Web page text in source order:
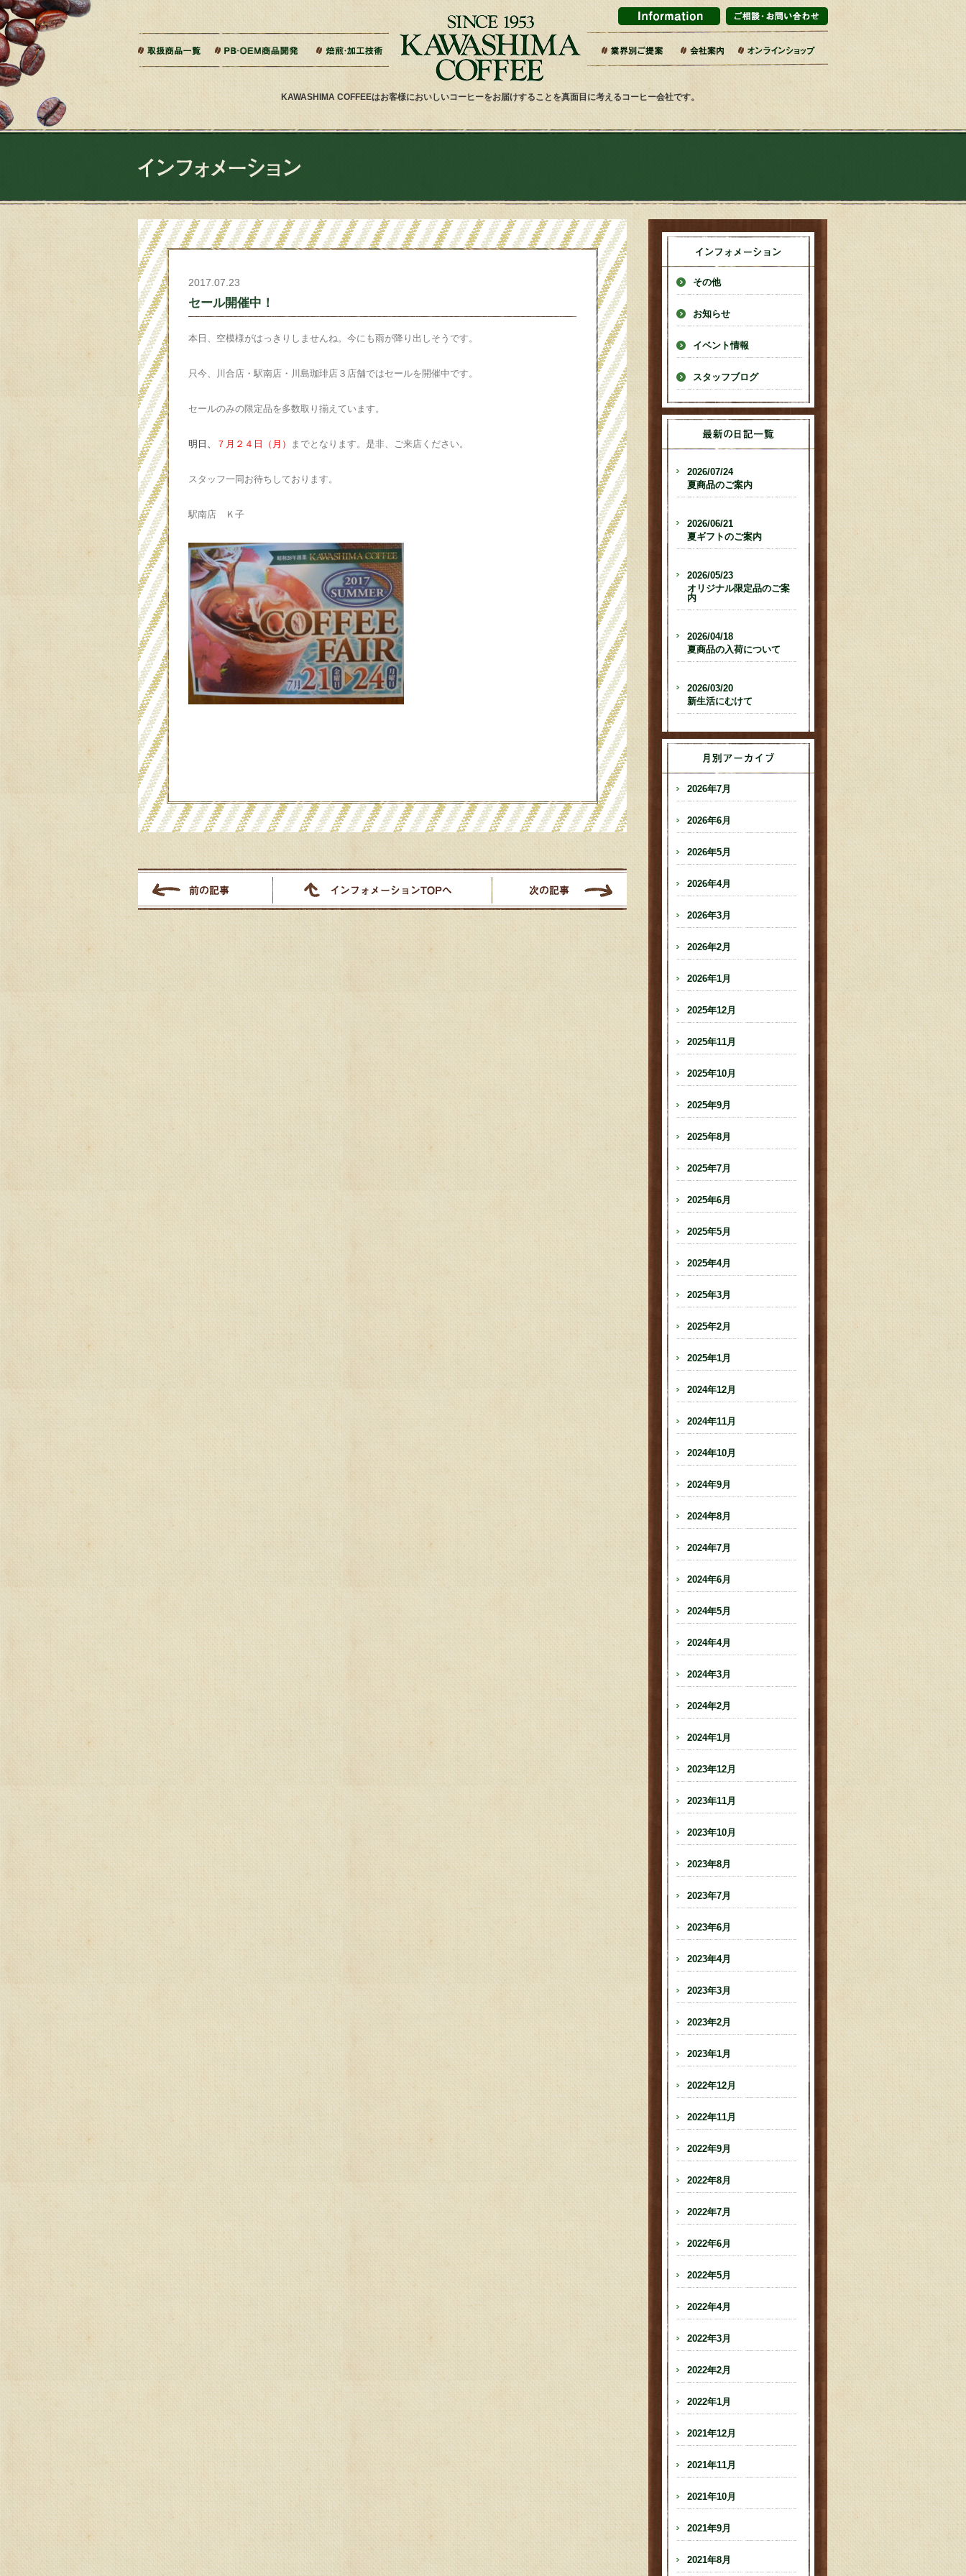
KAWASHIMA COFFEEはお客様においしいコーヒーをお届けすることを真面目に考えるコーヒー会社です。
ご相談から製造までの流れ
よくある質問
2017.07.23
セール開催中！
本日、空模様がはっきりしませんね。今にも雨が降り出しそうです。
只今、川合店・駅南店・川島珈琲店３店舗ではセールを開催中です。
セールのみの限定品を多数取り揃えています。
明日、 ７月２４日（月） までとなります。是非、ご来店ください。
スタッフ一同お待ちしております。
駅南店 Ｋ子
その他
お知らせ
イベント情報
スタッフブログ
2026/07/24
夏商品のご案内
2026/06/21
夏ギフトのご案内
2026/05/23
オリジナル限定品のご案
内
2026/04/18
夏商品の入荷について
2026/03/20
新生活にむけて
2026年7月
2026年6月
2026年5月
2026年4月
2026年3月
2026年2月
2026年1月
2025年12月
2025年11月
2025年10月
2025年9月
2025年8月
2025年7月
2025年6月
2025年5月
2025年4月
2025年3月
2025年2月
2025年1月
2024年12月
2024年11月
2024年10月
2024年9月
2024年8月
2024年7月
2024年6月
2024年5月
2024年4月
2024年3月
2024年2月
2024年1月
2023年12月
2023年11月
2023年10月
2023年8月
2023年7月
2023年6月
2023年4月
2023年3月
2023年2月
2023年1月
2022年12月
2022年11月
2022年9月
2022年8月
2022年7月
2022年6月
2022年5月
2022年4月
2022年3月
2022年2月
2022年1月
2021年12月
2021年11月
2021年10月
2021年9月
2021年8月